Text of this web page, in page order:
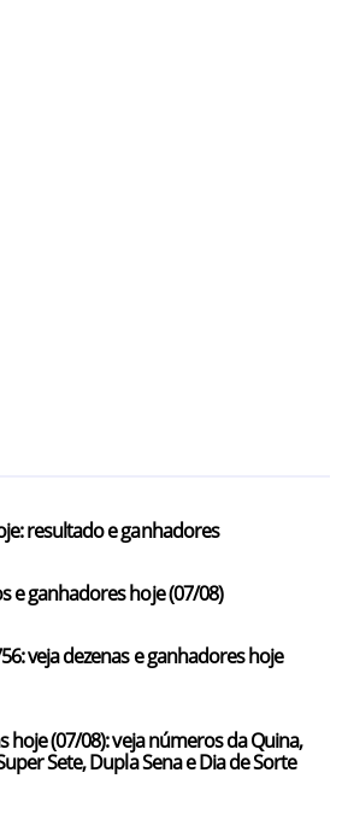
resultado e ganhadores
e ganhadores hoje (07/08)
veja dezenas e ganhadores hoje
hoje (07/08): veja números da Quina,
Sete, Dupla Sena e Dia de Sorte